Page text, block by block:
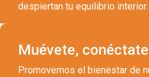
Muévete,
Promovemos el bienestar de
despiertan tu equilibrio interior.